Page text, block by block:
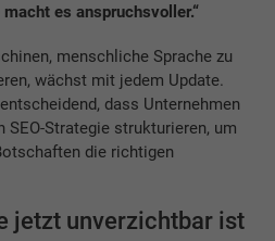
es anspruchsvoller.“
menschliche Sprache zu
wächst mit jedem Update.
dass Unternehmen
Strategie strukturieren, um
die richtigen
jetzt unverzichtbar ist